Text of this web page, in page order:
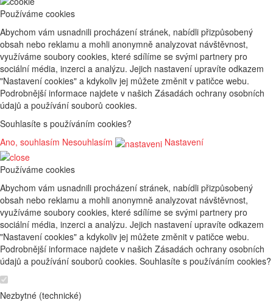
Používáme cookies
Abychom vám usnadnili procházení stránek, nabídli přizpůsobený
obsah nebo reklamu a mohli anonymně analyzovat návštěvnost,
využíváme soubory cookies, které sdílíme se svými partnery pro
sociální média, inzerci a analýzu. Jejich nastavení upravíte odkazem
"Nastavení cookies" a kdykoliv jej můžete změnit v patičce webu.
Podrobnější informace najdete v našich Zásadách ochrany osobních
údajů a používání souborů cookies.
Souhlasíte s používáním cookies?
Ano, souhlasím Nesouhlasím Nastavení
Používáme cookies
Abychom vám usnadnili procházení stránek, nabídli přizpůsobený
obsah nebo reklamu a mohli anonymně analyzovat návštěvnost,
využíváme soubory cookies, které sdílíme se svými partnery pro
sociální média, inzerci a analýzu. Jejich nastavení upravíte odkazem
"Nastavení cookies" a kdykoliv jej můžete změnit v patičce webu.
Podrobnější informace najdete v našich Zásadách ochrany osobních
údajů a používání souborů cookies. Souhlasíte s používáním cookies?
Nezbytné (technické)